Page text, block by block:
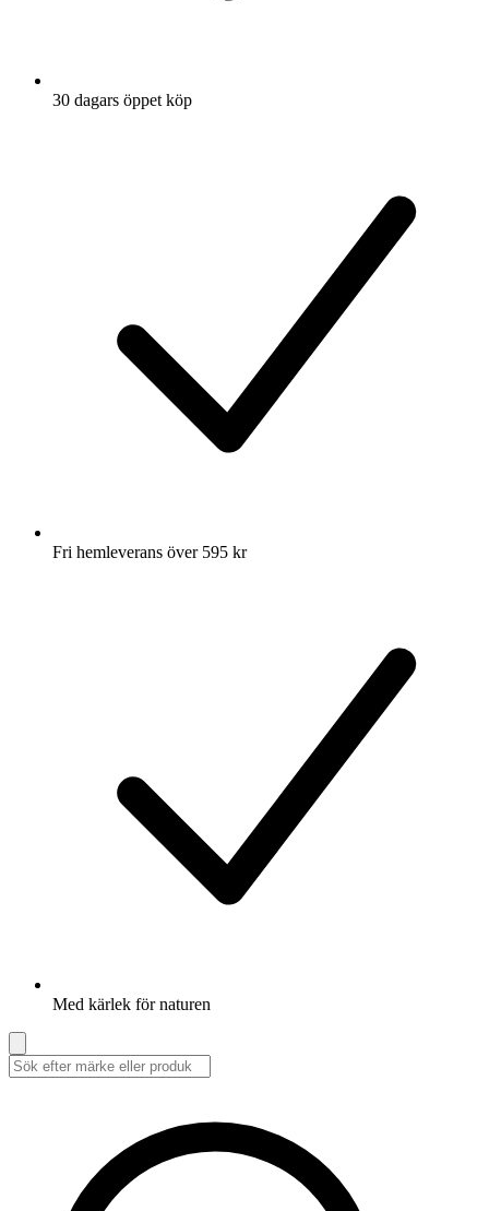
30 dagars öppet köp
Fri hemleverans över 595 kr
Med kärlek för naturen